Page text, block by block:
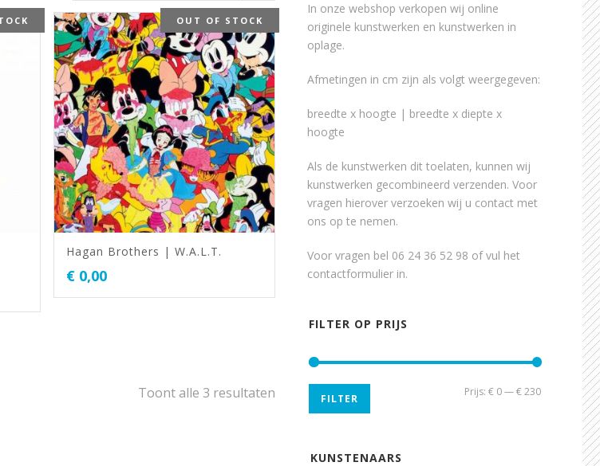
OUT OF STOCK
Hagan Brothers | W.A.L.T.
€ 0,00
Toont alle 3 resultaten
In onze webshop verkopen wij online
originele kunstwerken en kunstwerken in
oplage.
Afmetingen in cm zijn als volgt weergegeven:
breedte x hoogte | breedte x diepte x
hoogte
Als de kunstwerken dit toelaten, kunnen wij
kunstwerken gecombineerd verzenden. Voor
vragen hierover verzoeken wij u contact met
ons op te nemen.
Voor vragen bel 06 24 36 52 98 of vul het
contactformulier in.
FILTER OP PRIJS
Min.
Max.
FILTER
Prijs: € 0—€ 230
KUNSTENAARS